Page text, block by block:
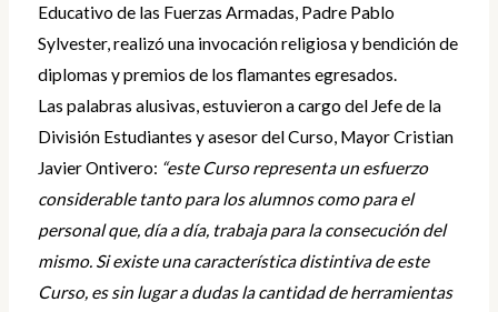
Educativo de las Fuerzas Armadas, Padre Pablo
Sylvester, realizó una invocación religiosa y bendición de
diplomas y premios de los flamantes egresados.
Las palabras alusivas, estuvieron a cargo del Jefe de la
División Estudiantes y asesor del Curso, Mayor Cristian
Javier Ontivero: “este Curso representa un esfuerzo
considerable tanto para los alumnos como para el
personal que, día a día, trabaja para la consecución del
mismo. Si existe una característica distintiva de este
Curso, es sin lugar a dudas la cantidad de herramientas